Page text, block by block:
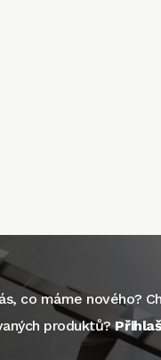
co máme nového?
produktů?